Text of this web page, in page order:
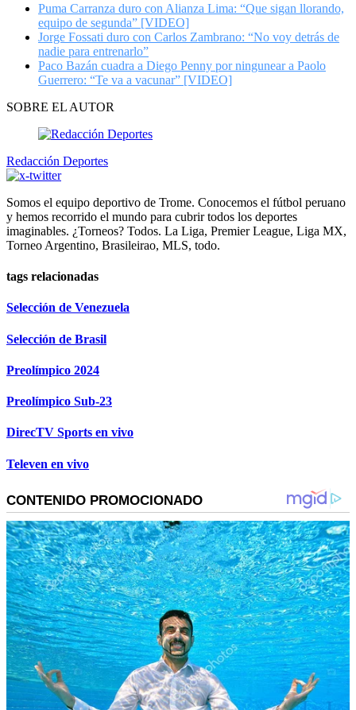
Puma Carranza duro con Alianza Lima: “Que sigan llorando,
equipo de segunda” [VIDEO]
Jorge Fossati duro con Carlos Zambrano: “No voy detrás de
nadie para entrenarlo”
Paco Bazán cuadra a Diego Penny por ningunear a Paolo
Guerrero: “Te va a vacunar” [VIDEO]
SOBRE EL AUTOR
Redacción Deportes
Somos el equipo deportivo de Trome. Conocemos el fútbol peruano
y hemos recorrido el mundo para cubrir todos los deportes
imaginables. ¿Torneos? Todos. La Liga, Premier League, Liga MX,
Torneo Argentino, Brasileirao, MLS, todo.
tags relacionadas
Selección de Venezuela
Selección de Brasil
Preolímpico 2024
Preolímpico Sub-23
DirecTV Sports en vivo
Televen en vivo